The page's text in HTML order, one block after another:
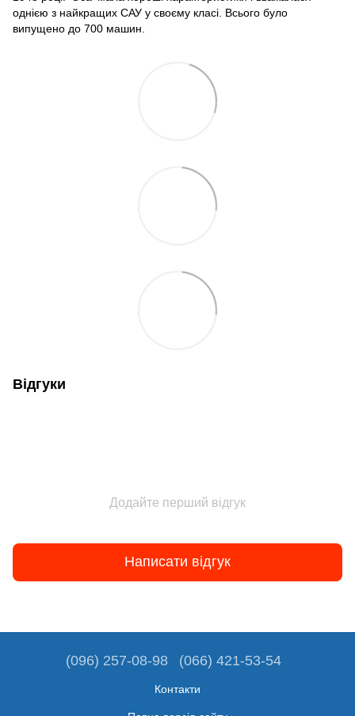
однією з найкращих САУ у своєму класі. Всього було
випущено до 700 машин.
Відгуки
Додайте перший відгук
Написати відгук
(096) 257-08-98 (066) 421-53-54
Контакти